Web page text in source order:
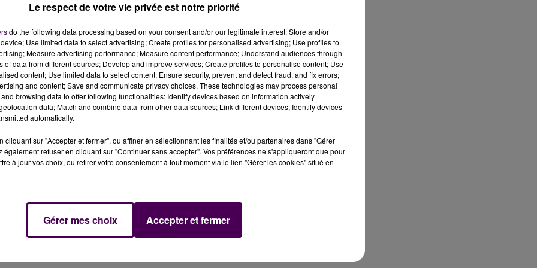
incarcérés
plusieurs vols liés à des véhicules en Sarthe seront
du Mans.
habitant de la commune de Vernie les avait surpris,
que sa voiture venait d’être fracturée et que la
relever la plaque d’immatriculationdu véhicule des deux
alors la fuite.
le duo impliqué. Déjà incarcérés pour des faits
d’arrêt pour être entendus ce jeudi 20 mai : ils ont
mis en cause devront s’expliquer devant le tribunal
Le respect de votre vie privée est notre priorité
do the following data processing based on your consent and/or our legitimate interest: Store and/or
Use limited data to select advertising; Create profiles for personalised advertising; Use profiles to
Measure advertising performance; Measure content performance; Understand audiences through
of data from different sources; Develop and improve services; Create profiles to personalise content; Use
content; Use limited data to select content; Ensure security, prevent and detect fraud, and fix errors;
and content; Save and communicate privacy choices. These technologies may process personal
browsing data to offer following functionalities: Identify devices based on information actively
data; Match and combine data from other data sources; Link different devices; Identify devices
automatically.
cliquant sur "Accepter et fermer", ou affiner en sélectionnant les finalités et/ou partenaires dans "Gérer
également refuser en cliquant sur "Continuer sans accepter". Vos préférences ne s'appliqueront que pour
à jour vos choix, ou retirer votre consentement à tout moment via le lien "Gérer les cookies" situé en
Gérer mes choix Accepter et fermer